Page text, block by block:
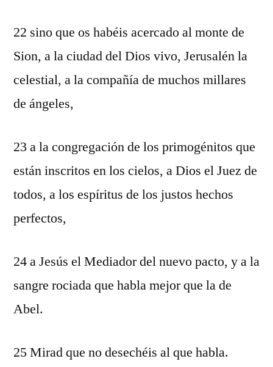
22 sino que os habéis acercado al monte de
Sion, a la ciudad del Dios vivo, Jerusalén la
celestial, a la compañía de muchos millares
de ángeles,
23 a la congregación de los primogénitos que
están inscritos en los cielos, a Dios el Juez de
todos, a los espíritus de los justos hechos
perfectos,
24 a Jesús el Mediador del nuevo pacto, y a la
sangre rociada que habla mejor que la de
Abel.
25 Mirad que no desechéis al que habla.